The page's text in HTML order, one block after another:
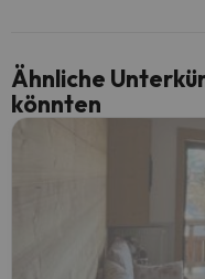
Ähnliche
könnten